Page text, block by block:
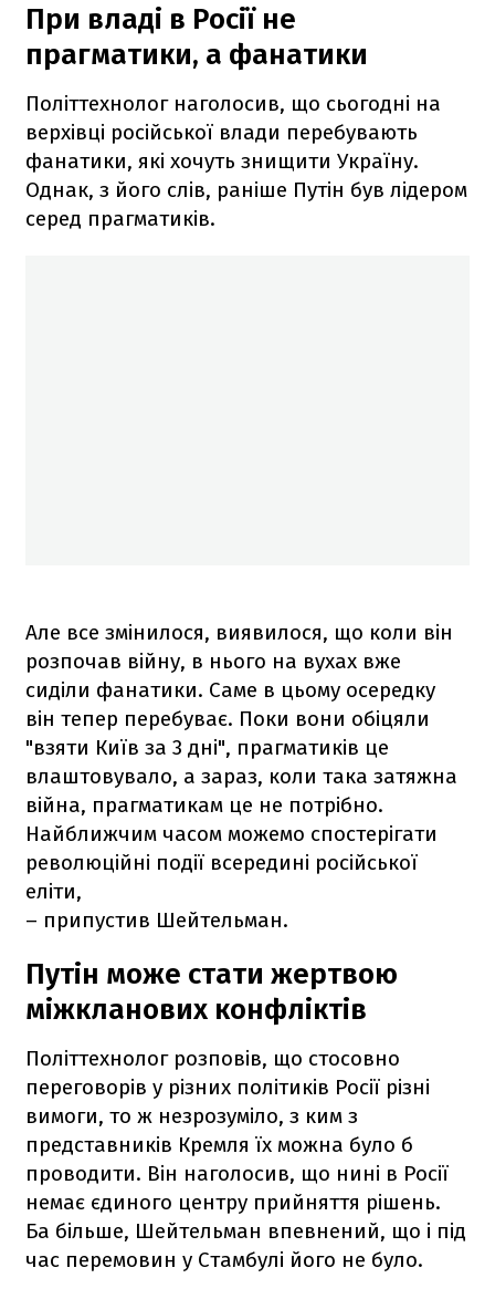
При владі в Росії не
прагматики, а фанатики
Політтехнолог наголосив, що сьогодні на
верхівці російської влади перебувають
фанатики, які хочуть знищити Україну.
Однак, з його слів, раніше Путін був лідером
серед прагматиків.
Але все змінилося, виявилося, що коли він
розпочав війну, в нього на вухах вже
сиділи фанатики. Саме в цьому осередку
він тепер перебуває. Поки вони обіцяли
"взяти Київ за 3 дні", прагматиків це
влаштовувало, а зараз, коли така затяжна
війна, прагматикам це не потрібно.
Найближчим часом можемо спостерігати
революційні події всередині російської
еліти,
– припустив Шейтельман.
Путін може стати жертвою
міжкланових конфліктів
Політтехнолог розповів, що стосовно
переговорів у різних політиків Росії різні
вимоги, то ж незрозуміло, з ким з
представників Кремля їх можна було б
проводити. Він наголосив, що нині в Росії
немає єдиного центру прийняття рішень.
Ба більше, Шейтельман впевнений, що і під
час перемовин у Стамбулі його не було.